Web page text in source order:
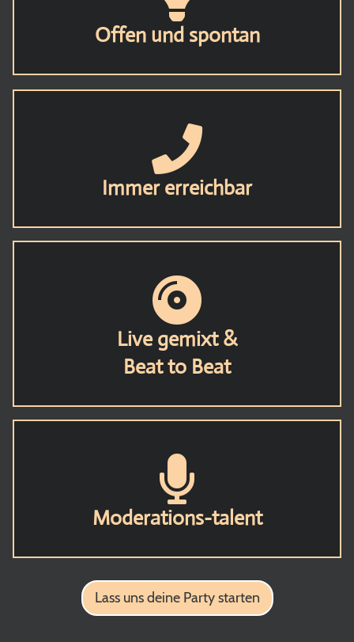
Offen und spontan
Immer erreichbar
Live gemixt &
Beat to Beat
Moderations-talent
Lass uns deine Party starten